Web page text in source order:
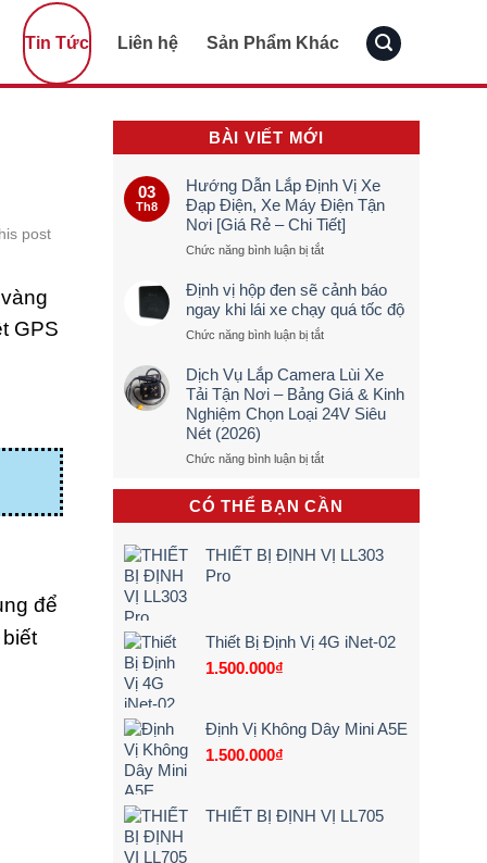
Tin Tức Liên hệ Sản Phẩm Khác
post
GPS
để
BÀI VIẾT MỚI
03
Th8
Hướng Dẫn Lắp Định Vị Xe
Đạp Điện, Xe Máy Điện Tận
Nơi [Giá Rẻ – Chi Tiết]
Chức năng bình luận bị tắtở
Dẫn
Định
Vị
Đạp
Điện,
Xe
Máy
Tận
[Giá
Rẻ
–
Tiết]
Định vị hộp đen sẽ cảnh báo
ngay khi lái xe chạy quá tốc độ
Chức năng bình luận bị tắtở
hộp
đen
sẽ
báo
khi
lái
xe
quá
Dịch Vụ Lắp Camera Lùi Xe
Tải Tận Nơi – Bảng Giá & Kinh
Nghiệm Chọn Loại 24V Siêu
Nét (2026)
Chức năng bình luận bị tắtở
Vụ
Lắp
Camera
Xe
Bảng
Chọn
(2026)
CÓ THỂ BẠN CẦN
THIẾT BỊ ĐỊNH VỊ LL303
Pro
Thiết Bị Định Vị 4G iNet-02
1.500.000₫
Định Vị Không Dây Mini A5E
1.500.000₫
THIẾT BỊ ĐỊNH VỊ LL705